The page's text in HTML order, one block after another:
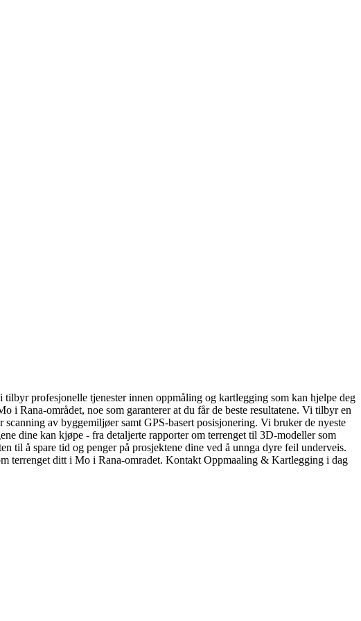
profesjonelle tjenester innen oppmåling og kartlegging som kan hjelpe deg
Rana-området, noe som garanterer at du får de beste resultatene. Vi tilbyr en
av byggemiljøer samt GPS-basert posisjonering. Vi bruker de nyeste
dine kan kjøpe - fra detaljerte rapporter om terrenget til 3D-modeller som
å spare tid og penger på prosjektene dine ved å unnga dyre feil underveis.
terrenget ditt i Mo i Rana-omradet. Kontakt Oppmaaling & Kartlegging i dag